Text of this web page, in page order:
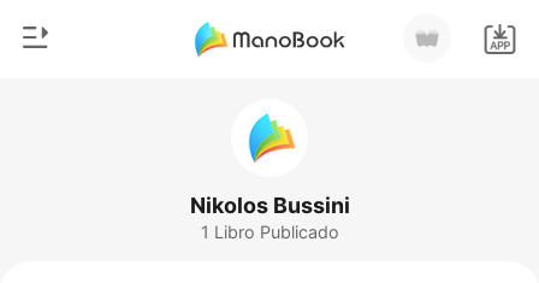
Nikolos Bussini
1 Libro Publicado